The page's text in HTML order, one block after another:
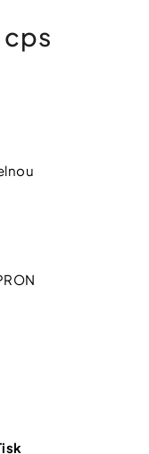
cps